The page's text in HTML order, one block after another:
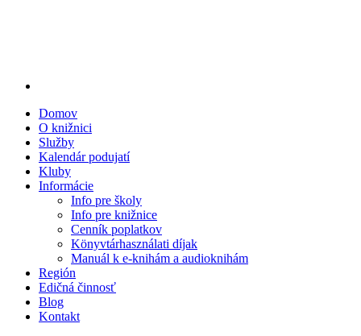
Domov
O knižnici
Služby
Kalendár podujatí
Kluby
Informácie
Info pre školy
Info pre knižnice
Cenník poplatkov
Könyvtárhasználati díjak
Manuál k e-knihám a audioknihám
Región
Edičná činnosť
Blog
Kontakt